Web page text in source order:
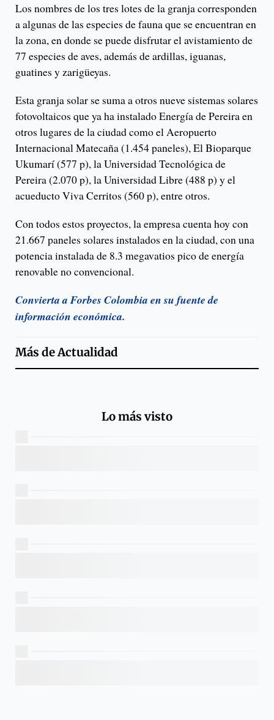
Los nombres de los tres lotes de la granja corresponden
a algunas de las especies de fauna que se encuentran en
la zona, en donde se puede disfrutar el avistamiento de
77 especies de aves, además de ardillas, iguanas,
guatines y zarigüeyas.
Esta granja solar se suma a otros nueve sistemas solares
fotovoltaicos que ya ha instalado Energía de Pereira en
otros lugares de la ciudad como el Aeropuerto
Internacional Matecaña (1.454 paneles), El Bioparque
Ukumarí (577 p), la Universidad Tecnológica de
Pereira (2.070 p), la Universidad Libre (488 p) y el
acueducto Viva Cerritos (560 p), entre otros.
Con todos estos proyectos, la empresa cuenta hoy con
21.667 paneles solares instalados en la ciudad, con una
potencia instalada de 8.3 megavatios pico de energía
renovable no convencional.
Convierta a Forbes Colombia en su fuente de
información económica.
Más deActualidad
Lo más visto